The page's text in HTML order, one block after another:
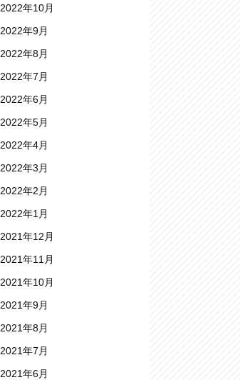
2022年10月
2022年9月
2022年8月
2022年7月
2022年6月
2022年5月
2022年4月
2022年3月
2022年2月
2022年1月
2021年12月
2021年11月
2021年10月
2021年9月
2021年8月
2021年7月
2021年6月